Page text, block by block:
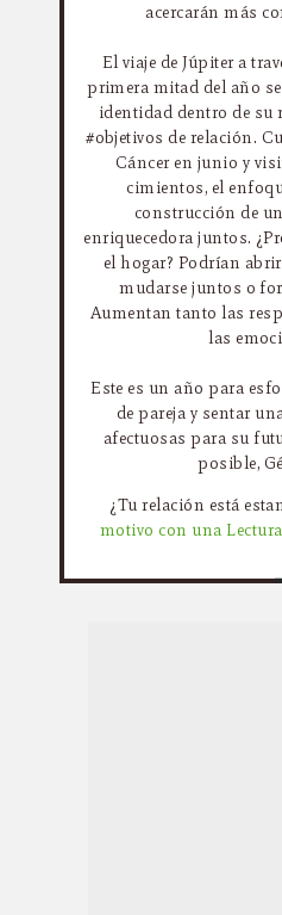
acercarán más
El viaje de Júpiter a
primera mitad del año
identidad dentro de su
#objetivos de relación.
Cáncer en junio y
cimientos, el
construcción de
enriquecedora juntos.
el hogar? Podrían
mudarse juntos o
Aumentan tanto las
las
Este es un año para
de pareja y sentar
afectuosas para su
posible,
¿Tu relación está
motivo con una